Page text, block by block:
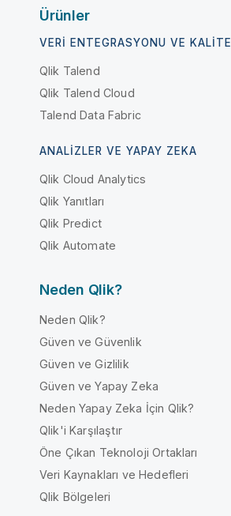
Ürünler
VERI ENTEGRASYONU VE KALITE
Qlik Talend
Qlik Talend Cloud
Talend Data Fabric
ANALIZLER VE YAPAY ZEKA
Qlik Cloud Analytics
Qlik Yanıtları
Qlik Predict
Qlik Automate
Neden Qlik?
Neden Qlik?
Güven ve Güvenlik
Güven ve Gizlilik
Güven ve Yapay Zeka
Neden Yapay Zeka İçin Qlik?
Qlik'i Karşılaştır
Öne Çıkan Teknoloji Ortakları
Veri Kaynakları ve Hedefleri
Qlik Bölgeleri